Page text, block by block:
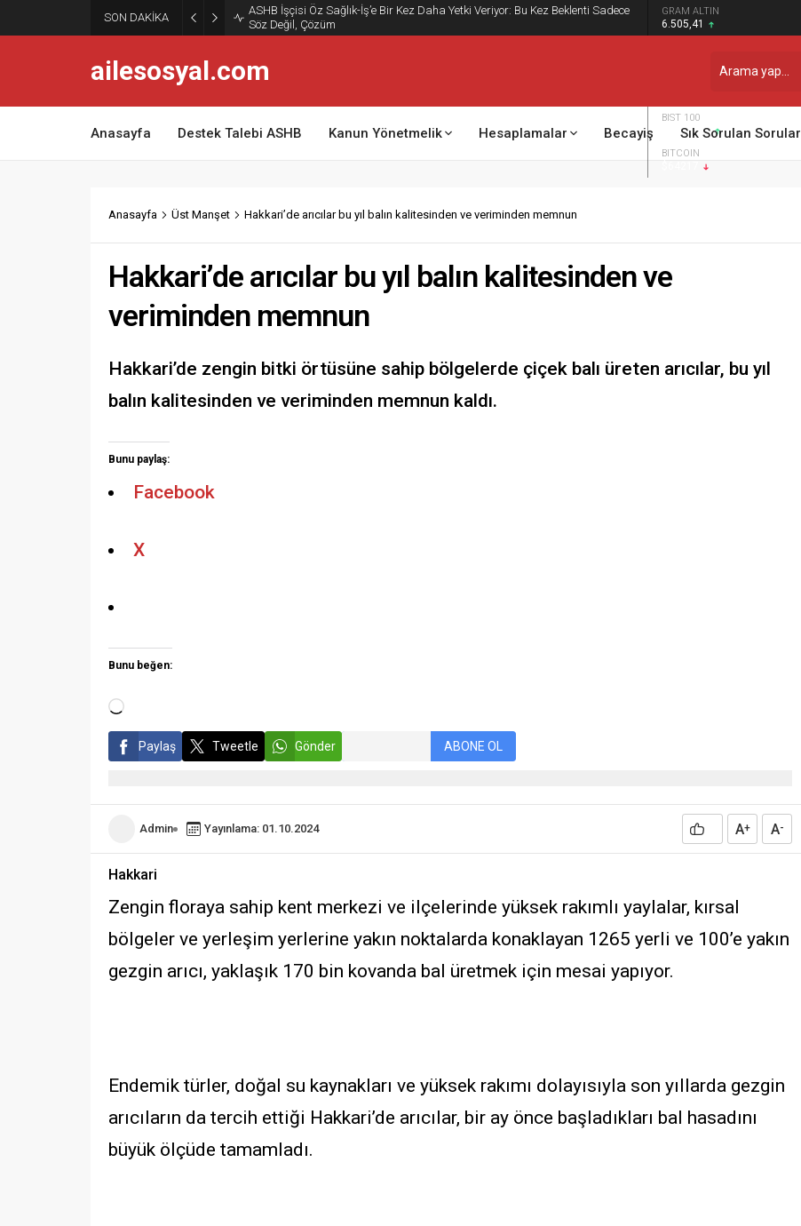
SON DAKİKA
ASHB İşçisi Öz Sağlık-İş’e Bir Kez Daha Yetki Veriyor: Bu Kez Beklenti Sadece
Söz Değil, Çözüm
GRAM ALTIN
6.505,41
BIST 100
13.798,82
BITCOIN
ailesosyal.com
Anasayfa Destek Talebi ASHB Kanun Yönetmelik Hesaplamalar Becayiş Sık Sorulan Sorular
Anasayfa Üst Manşet Hakkari’de arıcılar bu yıl balın kalitesinden ve veriminden memnun
Hakkari’de arıcılar bu yıl balın kalitesinden ve
veriminden memnun
Hakkari’de zengin bitki örtüsüne sahip bölgelerde çiçek balı üreten arıcılar, bu yıl
balın kalitesinden ve veriminden memnun kaldı.
Bunu paylaş:
Facebook
X
Bunu beğen:
Paylaş Tweetle Gönder ABONE OL
Admin Yayınlama: 01.10.2024 A+ A-
Hakkari
Zengin floraya sahip kent merkezi ve ilçelerinde yüksek rakımlı yaylalar, kırsal
bölgeler ve yerleşim yerlerine yakın noktalarda konaklayan 1265 yerli ve 100’e yakın
gezgin arıcı, yaklaşık 170 bin kovanda bal üretmek için mesai yapıyor.
Endemik türler, doğal su kaynakları ve yüksek rakımı dolayısıyla son yıllarda gezgin
arıcıların da tercih ettiği Hakkari’de arıcılar, bir ay önce başladıkları bal hasadını
büyük ölçüde tamamladı.